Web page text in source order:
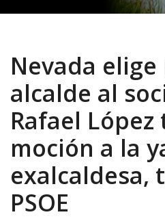
Nevada elige
alcalde al
Rafael
moción a la
exalcaldesa,
PSOE